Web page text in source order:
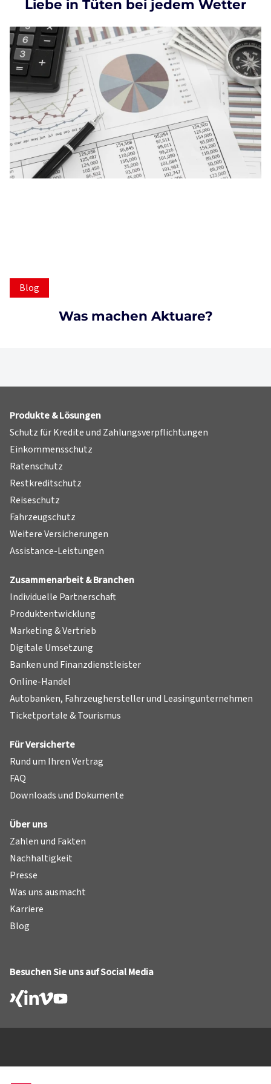
Liebe in Tüten bei jedem Wetter
Blog
Was machen Aktuare?
Produkte & Lösungen
Schutz für Kredite und Zahlungsverpflichtungen
Einkommensschutz
Ratenschutz
Restkreditschutz
Reiseschutz
Fahrzeugschutz
Weitere Versicherungen
Assistance-Leistungen
Zusammenarbeit & Branchen
Individuelle Partnerschaft
Produktentwicklung
Marketing & Vertrieb
Digitale Umsetzung
Banken und Finanzdienstleister
Online-Handel
Autobanken, Fahrzeughersteller und Leasingunternehmen
Ticketportale & Tourismus
Für Versicherte
Rund um Ihren Vertrag
FAQ
Downloads und Dokumente
Über uns
Zahlen und Fakten
Nachhaltigkeit
Presse
Was uns ausmacht
Karriere
Blog
Besuchen Sie uns auf Social Media